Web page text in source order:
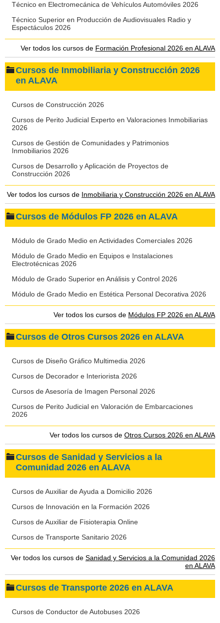
Técnico en Electromecánica de Vehículos Automóviles 2026
Técnico Superior en Producción de Audiovisuales Radio y
Espectáculos 2026
Ver todos los cursos de Formación Profesional 2026 en ALAVA
Cursos de Inmobiliaria y Construcción 2026
en ALAVA
Cursos de Construcción 2026
Cursos de Perito Judicial Experto en Valoraciones Inmobiliarias
2026
Cursos de Gestión de Comunidades y Patrimonios
Inmobiliarios 2026
Cursos de Desarrollo y Aplicación de Proyectos de
Construcción 2026
Ver todos los cursos de Inmobiliaria y Construcción 2026 en ALAVA
Cursos de Módulos FP 2026 en ALAVA
Módulo de Grado Medio en Actividades Comerciales 2026
Módulo de Grado Medio en Equipos e Instalaciones
Electrotécnicas 2026
Módulo de Grado Superior en Análisis y Control 2026
Módulo de Grado Medio en Estética Personal Decorativa 2026
Ver todos los cursos de Módulos FP 2026 en ALAVA
Cursos de Otros Cursos 2026 en ALAVA
Cursos de Diseño Gráfico Multimedia 2026
Cursos de Decorador e Interiorista 2026
Cursos de Asesoría de Imagen Personal 2026
Cursos de Perito Judicial en Valoración de Embarcaciones
2026
Ver todos los cursos de Otros Cursos 2026 en ALAVA
Cursos de Sanidad y Servicios a la
Comunidad 2026 en ALAVA
Cursos de Auxiliar de Ayuda a Domicilio 2026
Cursos de Innovación en la Formación 2026
Cursos de Auxiliar de Fisioterapia Online
Cursos de Transporte Sanitario 2026
Ver todos los cursos de Sanidad y Servicios a la Comunidad 2026
en ALAVA
Cursos de Transporte 2026 en ALAVA
Cursos de Conductor de Autobuses 2026